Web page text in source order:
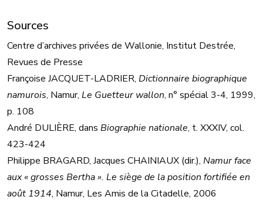
Sources
Centre d’archives privées de Wallonie, Institut Destrée,
Revues de Presse
Françoise JACQUET-LADRIER, Dictionnaire biographique
namurois, Namur, Le Guetteur wallon, n° spécial 3-4, 1999,
p. 108
André DULIÈRE, dans Biographie nationale, t. XXXIV, col.
423-424
Philippe BRAGARD, Jacques CHAINIAUX (dir.), Namur face
aux « grosses Bertha ». Le siège de la position fortifiée en
août 1914, Namur, Les Amis de la Citadelle, 2006